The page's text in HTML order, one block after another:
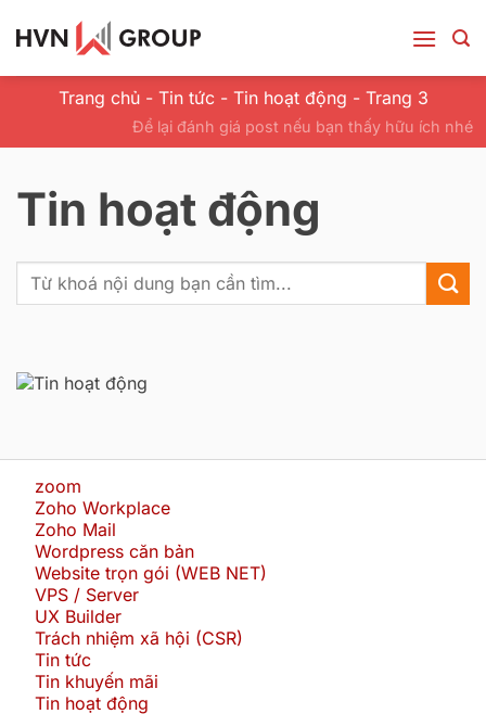
qua
nội
dung
Trang chủ- Tin tức - Tin hoạt động - Trang 3
Để lại đánh giá post nếu bạn thấy hữu ích nhé
Tin hoạt động
kiếm:
zoom
Zoho Workplace
Zoho Mail
Wordpress căn bản
Website trọn gói (WEB NET)
VPS / Server
UX Builder
Trách nhiệm xã hội (CSR)
Tin tức
Tin khuyến mãi
Tin hoạt động